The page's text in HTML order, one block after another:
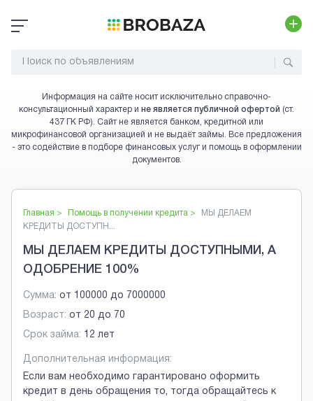
Информация на сайте носит исключительно справочно-
консультационный характер и не является публичной офертой (ст.
437 ГК РФ). Сайт не является банком, кредитной или
микрофинансовой организацией и не выдаёт займы. Все предложения
- это содействие в подборе финансовых услуг и помощь в оформлении
документов.
Главная > Помощь в получении кредита >
МЫ ДЕЛАЕМ
КРЕДИТЫ ДОСТУПН...
МЫ ДЕЛАЕМ КРЕДИТЫ ДОСТУПНЫМИ, А
ОДОБРЕНИЕ 100%
Сумма: от 100000 до 7000000
Возраст: от 20 до 70
Срок займа: 12 лет
Дополнительная информация:
Если вам необходимо гарантировано оформить
кредит в день обращения то, тогда обращайтесь к